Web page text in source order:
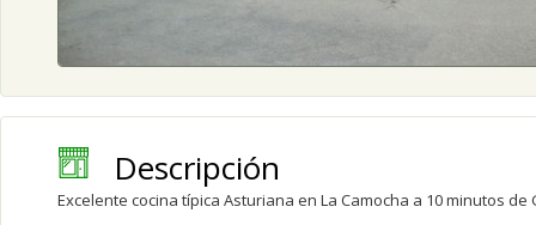
Descripción
Excelente cocina típica Asturiana en La Camocha a 10 minutos de